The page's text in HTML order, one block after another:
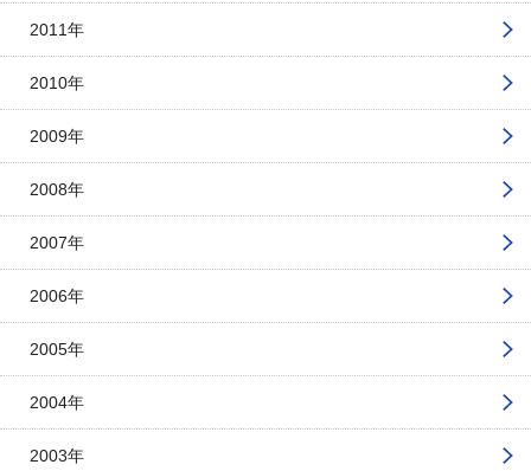
2011年
2010年
2009年
2008年
2007年
2006年
2005年
2004年
2003年